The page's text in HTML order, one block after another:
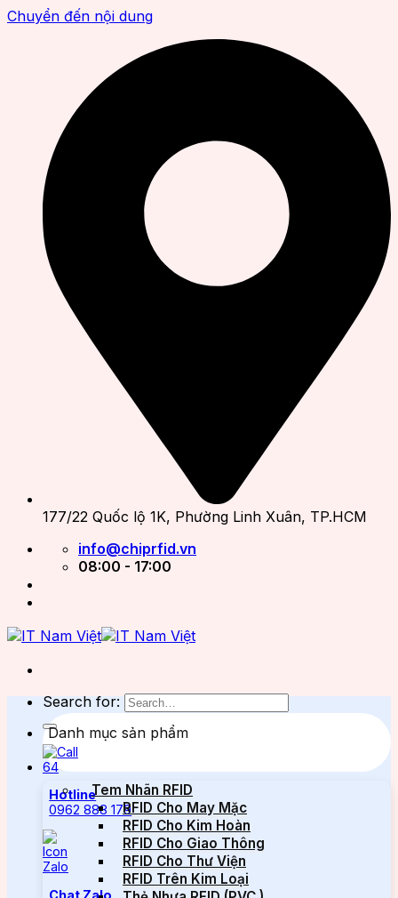
Chuyển đến nội dung
177/22 Quốc lộ 1K, Phường Linh Xuân, TP.HCM
info@chiprfid.vn
08:00 - 17:00
Search for:
Hotline
0962 888 179
Chat Zalo
Danh mục sản phẩm
Tem Nhãn RFID
RFID Cho May Mặc
RFID Cho Kim Hoàn
RFID Cho Giao Thông
RFID Cho Thư Viện
RFID Trên Kim Loại